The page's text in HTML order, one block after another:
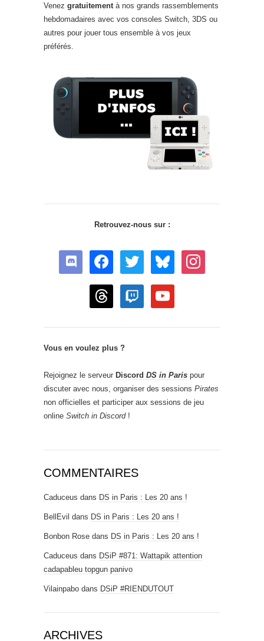
Venez gratuitement à nos grands rassemblements
hebdomadaires avec vos consoles Switch, 3DS ou
autres pour jouer tous ensemble à vos jeux
préférés.
Retrouvez-nous sur :
discord facebook twitter bluesky instagram
threads twitch youtube
Vous en voulez plus ?
Rejoignez le serveur Discord DS in Paris pour
discuter avec nous, organiser des sessions Pirates
non officielles et participer aux sessions de jeu
online Switch in Discord!
COMMENTAIRES
Caduceus dans DS in Paris : Les 20 ans !
BellEvil dans DS in Paris : Les 20 ans !
Bonbon Rose dans DS in Paris : Les 20 ans !
Caduceus dans DSiP #871: Wattapik attention
cadapableu topgun panivo
Vilainpabo dans DSiP #RIENDUTOUT
ARCHIVES